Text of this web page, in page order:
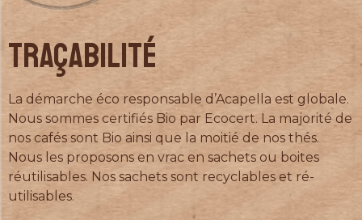
TRAÇABILITÉ
La démarche éco responsable d’Acapella est globale.
Nous sommes certifiés Bio par Ecocert. La majorité de
nos cafés sont Bio ainsi que la moitié de nos thés.
Nous les proposons en vrac en sachets ou boites
réutilisables. Nos sachets sont recyclables et ré-
utilisables.